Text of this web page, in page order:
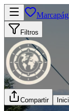
Filtros
Compartir